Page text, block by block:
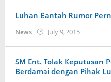
Luhan Bantah Rumor
News July 9, 2015by
SM Ent. Tolak Keputusan
Berdamai dengan Pihak